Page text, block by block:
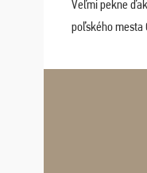
Veľmi pekne
poľského mesta
Navštívili sme aj